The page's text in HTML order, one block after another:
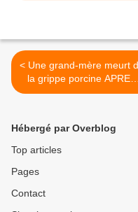
< Une grand-mère meurt de
la grippe porcine APRES
avoir été vaccinée titre le
Hébergé par Overblog
Top articles
Pages
Contact